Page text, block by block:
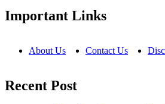
Important Links
About Us Contact Us
Recent Post